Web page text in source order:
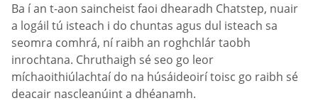
Ba í an t-aon saincheist faoi dhearadh Chatstep, nuair
a logáil tú isteach i do chuntas agus dul isteach sa
seomra comhrá, ní raibh an roghchlár taobh
inrochtana. Chruthaigh sé seo go leor
míchaoithiúlachtaí do na húsáideoirí toisc go raibh sé
deacair nascleanúint a dhéanamh.